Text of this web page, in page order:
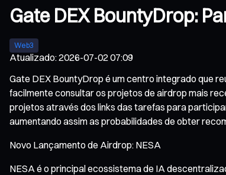
Gate DEX BountyDrop:
Web3
Atualizado:2026-07-02 07:09
Gate DEX BountyDrop é um centro integrado que
facilmente consultar os projetos de airdrop mais
projetos através dos links das tarefas para
aumentando assim as probabilidades de obter
Novo Lançamento de Airdrop: NESA
NESA é o principal ecossistema de IA